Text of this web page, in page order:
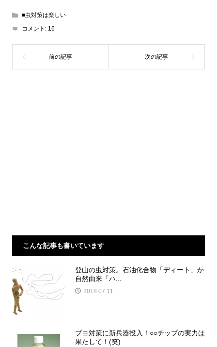
■虫対策は楽しい
コメント: 16
こんな記事も書いています
登山の虫対策。石油化合物「ディート」か
自然由来「ハ...
2018.07.11
ブヨ対策に新兵器投入！○○チップの実力は
果たして！(笑)